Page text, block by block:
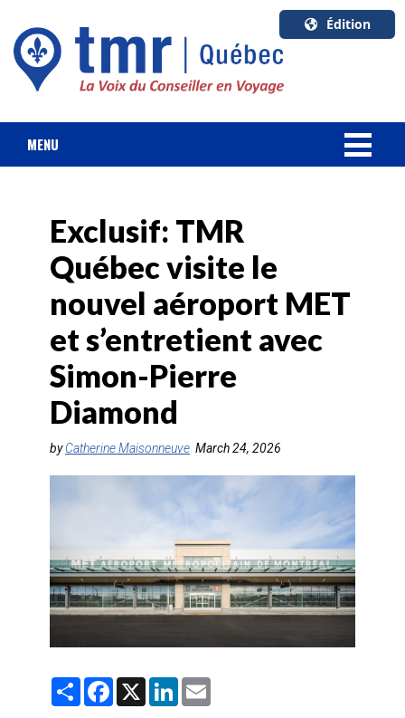
Édition
U.S.A.
English
Canada
MENU
FORFAIT VACANCES
CROISIÈRES
HOTELS & RESORTS
DESTINATIONS
AGENTS DE VOYAGE
FORMATION & RESSOURCES
Exclusif: TMR
Québec visite le
nouvel aéroport MET
et s’entretient avec
Simon-Pierre
Diamond
byCatherine Maisonneuve March 24, 2026
S
F
X
L